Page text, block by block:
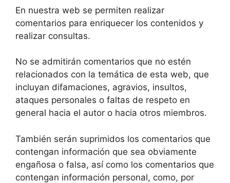
En nuestra web se permiten realizar
comentarios para enriquecer los contenidos y
realizar consultas.
No se admitirán comentarios que no estén
relacionados con la temática de esta web, que
incluyan difamaciones, agravios, insultos,
ataques personales o faltas de respeto en
general hacia el autor o hacia otros miembros.
También serán suprimidos los comentarios que
contengan información que sea obviamente
engañosa o falsa, así como los comentarios que
contengan información personal, como, por